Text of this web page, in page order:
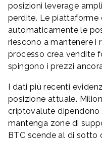
posizioni leverage
perdite. Le piattaforme
automaticamente le
riescono a mantenere i
processo crea vendite
spingono i prezzi
I dati più recenti
posizione attuale.
criptovalute
mantenga zone di
BTC scende al di sotto